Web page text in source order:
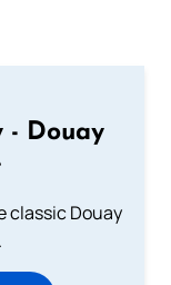
- Douay
classic Douay